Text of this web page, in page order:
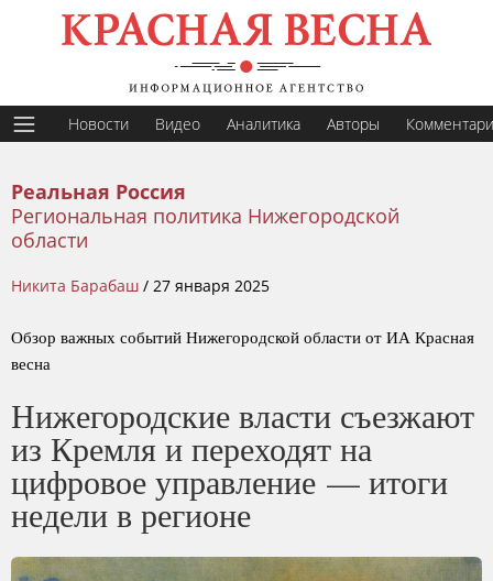
Новости Видео Аналитика Авторы
Реальная Россия
Региональная политика Нижегородской
области
Никита Барабаш / 27 января 2025
Обзор важных событий Нижегородской области от ИА Красная
весна
Нижегородские власти съезжают
из Кремля и переходят на
цифровое управление — итоги
недели в регионе